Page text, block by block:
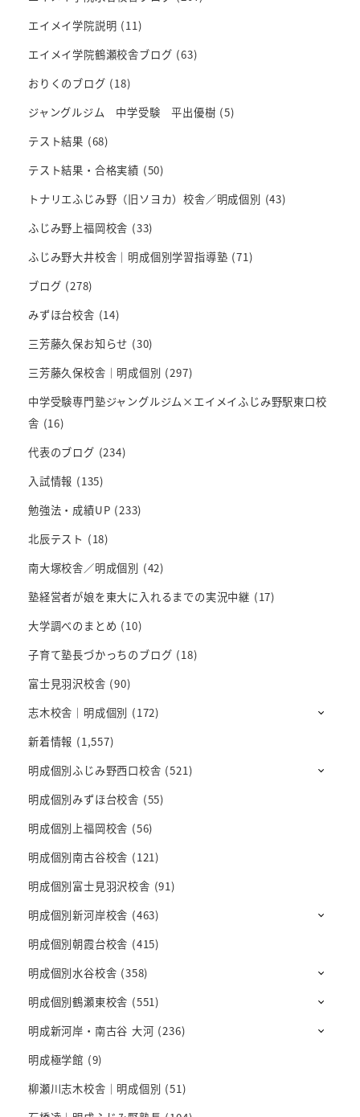
エイメイ学院説明 (11)
エイメイ学院鶴瀬校舎ブログ (63)
おりくのブログ (18)
ジャングルジム 中学受験 平出優樹 (5)
テスト結果 (68)
テスト結果・合格実績 (50)
トナリエふじみ野（旧ソヨカ）校舎／明成個別 (43)
ふじみ野上福岡校舎 (33)
ふじみ野大井校舎｜明成個別学習指導塾 (71)
ブログ (278)
みずほ台校舎 (14)
三芳藤久保お知らせ (30)
三芳藤久保校舎｜明成個別 (297)
中学受験専門塾ジャングルジム×エイメイふじみ野駅東口校
舎 (16)
代表のブログ (234)
入試情報 (135)
勉強法・成績UP (233)
北辰テスト (18)
南大塚校舎／明成個別 (42)
塾経営者が娘を東大に入れるまでの実況中継 (17)
大学調べのまとめ (10)
子育て塾長づかっちのブログ (18)
富士見羽沢校舎 (90)
志木校舎｜明成個別 (172)
新着情報 (1,557)
明成個別ふじみ野西口校舎 (521)
明成個別みずほ台校舎 (55)
明成個別上福岡校舎 (56)
明成個別南古谷校舎 (121)
明成個別富士見羽沢校舎 (91)
明成個別新河岸校舎 (463)
明成個別朝霞台校舎 (415)
明成個別水谷校舎 (358)
明成個別鶴瀬東校舎 (551)
明成新河岸・南古谷 大河 (236)
明成極学館 (9)
柳瀬川志木校舎｜明成個別 (51)